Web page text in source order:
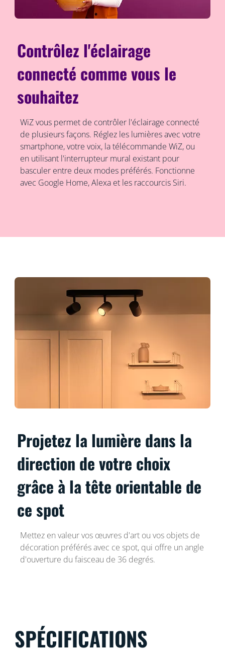
Contrôlez l'éclairage
connecté comme vous le
souhaitez
WiZ vous permet de contrôler l'éclairage connecté
de plusieurs façons. Réglez les lumières avec votre
smartphone, votre voix, la télécommande WiZ, ou
en utilisant l'interrupteur mural existant pour
basculer entre deux modes préférés. Fonctionne
avec Google Home, Alexa et les raccourcis Siri.
Projetez la lumière dans la
direction de votre choix
grâce à la tête orientable de
ce spot
Mettez en valeur vos œuvres d'art ou vos objets de
décoration préférés avec ce spot, qui offre un angle
d'ouverture du faisceau de 36 degrés.
SPÉCIFICATIONS